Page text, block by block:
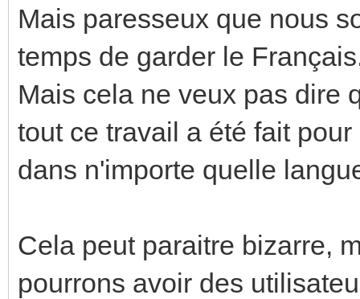
Mais paresseux que nous
temps de garder le
Mais cela ne veux pas dire
tout ce travail a été fait
dans n'importe quelle
Cela peut paraitre bizarre,
pourrons avoir des